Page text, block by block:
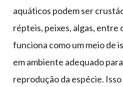
aquáticos podem ser
répteis, peixes, algas, entre
funciona como um meio de
em ambiente adequado
reprodução da espécie.